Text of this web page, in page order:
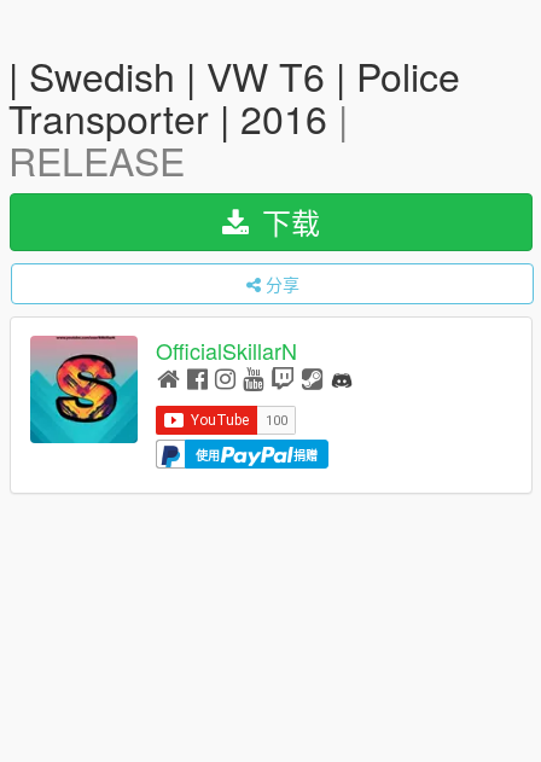
| Swedish | VW T6 | Police
Transporter | 2016 |
RELEASE
下载
分享
OfficialSkillarN
使用 捐赠